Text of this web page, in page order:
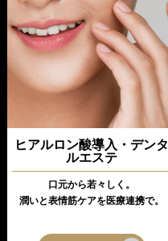
ヒアルロン酸導入・デンタ
ルエステ
口元から若々しく。
潤いと表情筋ケアを医療連携で。